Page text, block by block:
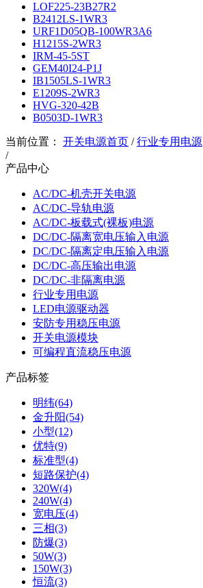
LOF225-23B27R2
B2412LS-1WR3
URF1D05QB-100WR3A6
H1215S-2WR3
IRM-45-5ST
GEM40I24-P1J
IB1505LS-1WR3
E1209S-2WR3
HVG-320-42B
B0503D-1WR3
当前位置： 开关电源首页 /行业专用电源
/
产品中心
AC/DC-机壳开关电源
AC/DC-导轨电源
AC/DC-板载式(裸板)电源
DC/DC-隔离宽电压输入电源
DC/DC-隔离定电压输入电源
DC/DC-高压输出电源
DC/DC-非隔离电源
行业专用电源
LED电源驱动器
安防专用稳压电源
开关电源模块
可编程直流稳压电源
产品标签
明纬(64)
金升阳(54)
小型(12)
优特(9)
标准型(4)
短路保护(4)
320W(4)
240W(4)
宽电压(4)
三相(3)
防爆(3)
50W(3)
150W(3)
恒流(3)